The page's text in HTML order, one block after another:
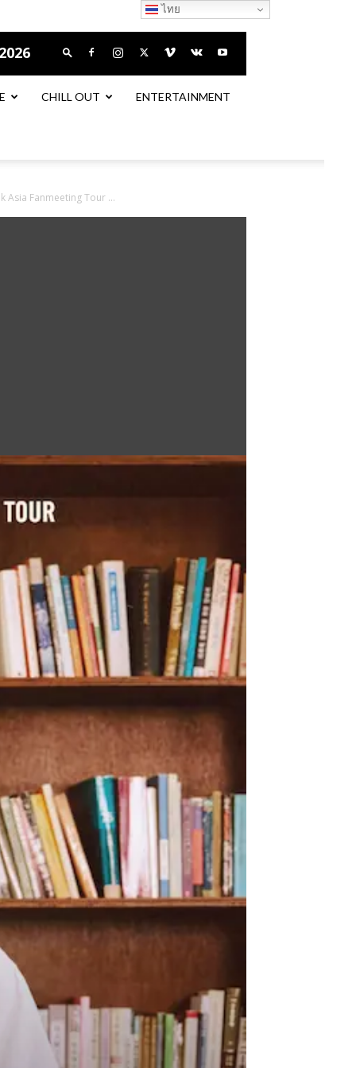
CHILL OUT ENTERTAINMENT
Asia Fanmeeting Tour ...
ไทย